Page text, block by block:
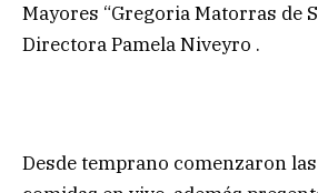
Mayores “Gregoria Matorras de
Directora Pamela Niveyro .
Desde temprano comenzaron